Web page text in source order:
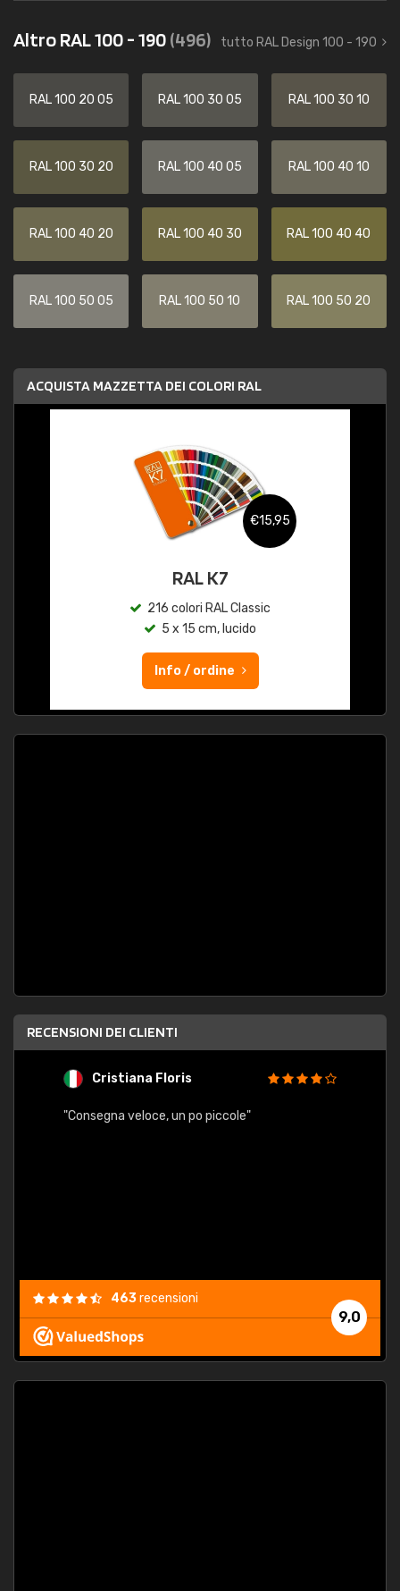
Altro RAL 100 - 190(496) tutto RAL Design 100 - 190
RAL 100 20 05 RAL 100 30 05 RAL 100 30 10
RAL 100 30 20 RAL 100 40 05 RAL 100 40 10
RAL 100 40 20 RAL 100 40 30 RAL 100 40 40
RAL 100 50 05 RAL 100 50 10 RAL 100 50 20
ACQUISTA MAZZETTA DEI COLORI RAL
€15,95
RAL K7
216 colori RAL Classic
5 x 15 cm, lucido
Info / ordine
RECENSIONI DEI CLIENTI
Cristiana Floris
"Consegna veloce, un po piccole"
9,0
463recensioni